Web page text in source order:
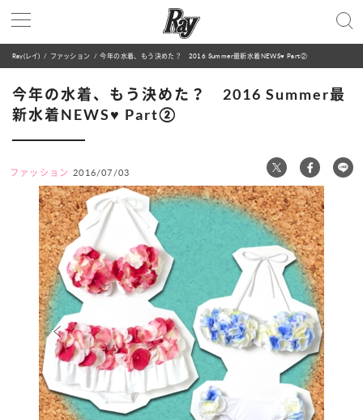
Ray(レイ) ファッション 今年の水着、もう決めた？ 2016 Summer最新水着NEWS♥ Part②
今年の水着、もう決めた？ 2016 Summer最
新水着NEWS♥ Part②
ファッション 2016/07/03